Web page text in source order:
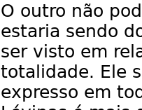
O outro não
estaria sendo
ser visto em
totalidade. Ele
expresso em